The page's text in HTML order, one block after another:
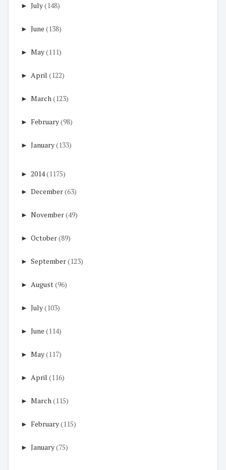
► July(148)
► June (138)
► May(111)
► April (122)
► March(123)
► February(98)
► January(133)
► 2014(1175)
► December(63)
► November(49)
► October(89)
► September(123)
► August(96)
► July(103)
► June (114)
► May(117)
► April (116)
► March(115)
► February(115)
► January(75)